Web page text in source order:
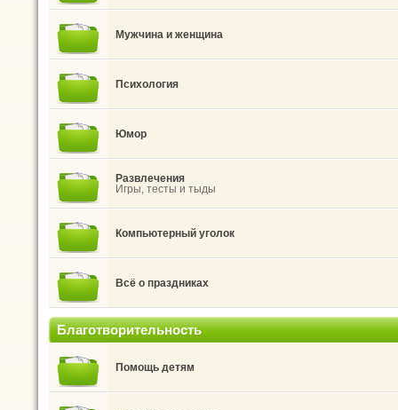
Мужчина и женщина
Психология
Юмор
Развлечения
Игры, тесты и тыды
Компьютерный уголок
Всё о праздниках
Благотворительность
Помощь детям